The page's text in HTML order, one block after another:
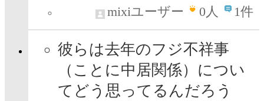
mixiユーザー
0人 1件
彼らは去年のフジ不祥事
（ことに中居関係）につい
てどう思ってるんだろう